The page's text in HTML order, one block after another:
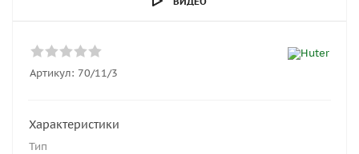
Артикул: 70/11/3
Характеристики
Тип